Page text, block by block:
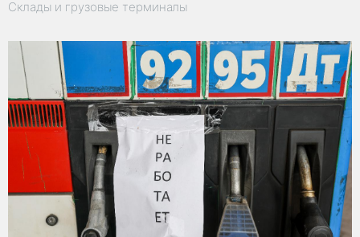
Склады и грузовые терминалы